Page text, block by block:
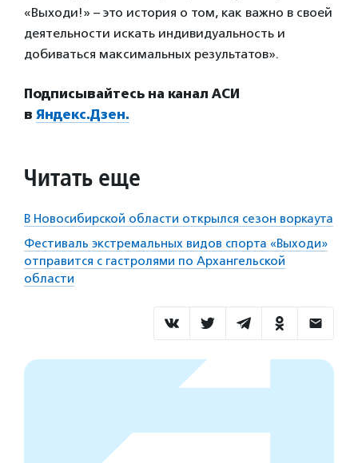
«Выходи!» – это история о том, как важно в своей
деятельности искать индивидуальность и
добиваться максимальных результатов».
Подписывайтесь на канал АСИ
в Яндекс.Дзен.
Читать еще
В Новосибирской области открылся сезон воркаута
Фестиваль экстремальных видов спорта «Выходи»
отправится с гастролями по Архангельской
области